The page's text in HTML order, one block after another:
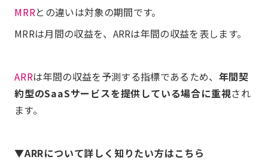
MRRとの違いは対象の期間です。
MRRは月間の収益を、ARRは年間の収益を表します。
ARRは年間の収益を予測する指標であるため、 年間契
約型のSaaSサービスを提供している場合に重視され
ます。
▼ARRについて詳しく知りたい方はこちら